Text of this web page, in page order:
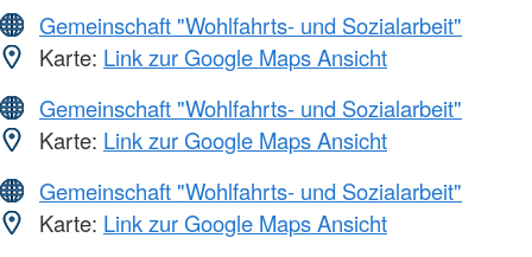
Gemeinschaft "Wohlfahrts- und Sozialarbeit"
Karte: Link zur Google Maps Ansicht
Gemeinschaft "Wohlfahrts- und Sozialarbeit"
Karte: Link zur Google Maps Ansicht
Gemeinschaft "Wohlfahrts- und Sozialarbeit"
Karte: Link zur Google Maps Ansicht